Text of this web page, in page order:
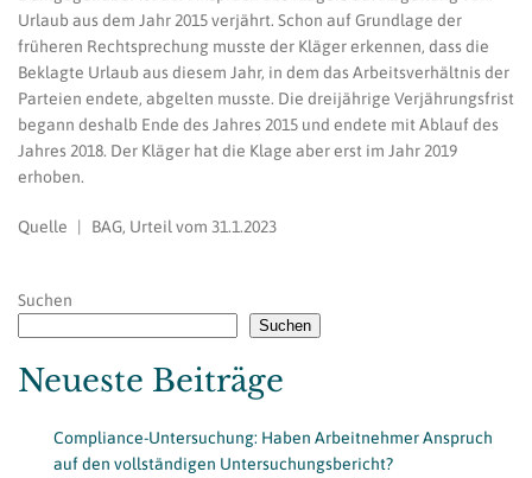
Urlaub aus dem Jahr 2015 verjährt. Schon auf Grundlage der
früheren Rechtsprechung musste der Kläger erkennen, dass die
Beklagte Urlaub aus diesem Jahr, in dem das Arbeitsverhältnis der
Parteien endete, abgelten musste. Die dreijährige Verjährungsfrist
begann deshalb Ende des Jahres 2015 und endete mit Ablauf des
Jahres 2018. Der Kläger hat die Klage aber erst im Jahr 2019
erhoben.
Quelle | BAG, Urteil vom 31.1.2023
Suchen
Suchen
Neueste Beiträge
Compliance-Untersuchung: Haben Arbeitnehmer Anspruch
auf den vollständigen Untersuchungsbericht?